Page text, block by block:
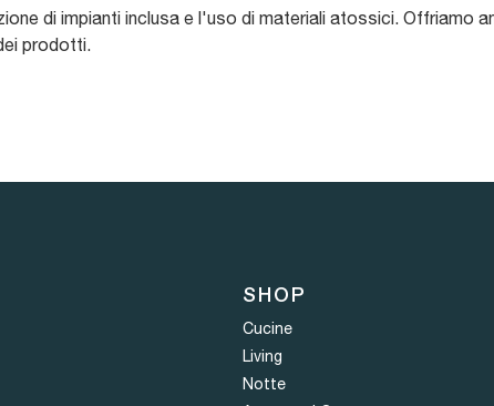
di impianti inclusa e l'uso di materiali atossici. Offriamo
prodotti.
SHOP
Cucine
Living
Notte